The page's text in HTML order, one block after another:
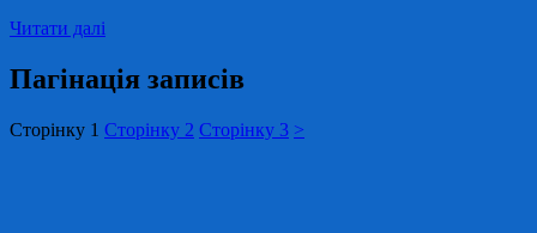
Читати далі
Пагінація записів
Сторінку 1 Сторінку 2 Сторінку 3 >